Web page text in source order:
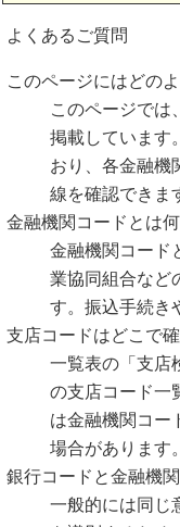
よくあるご質問
このページにはどの
このページでは
掲載しています
おり、各金融機
線を確認できま
金融機関コードとは
金融機関コード
業協同組合など
す。振込手続き
支店コードはどこで
一覧表の「支店
の支店コード一
は金融機関コー
場合があります。
銀行コードと金融機
一般的には同じ